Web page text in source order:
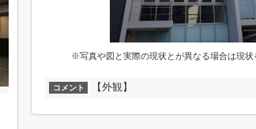
※写真や図と実際の現状とが異なる場合は現状
コメント 【外観】